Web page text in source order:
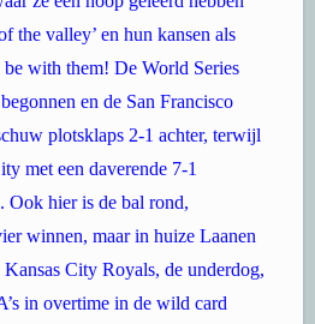
the valley’ en hun kansen als
with them! De World Series
en de San Francisco
plotsklaps 2-1 achter, terwijl
met een daverende 7-1
Ook hier is de bal rond,
winnen, maar in huize Laanen
City Royals, de underdog,
in overtime in de wild card